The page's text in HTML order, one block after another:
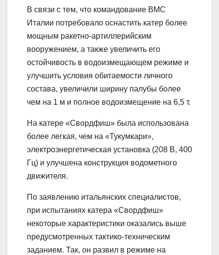
В связи с тем, что командование ВМС
Италии потребовало оснастить катер более
мощным ракетно-артиллерийским
вооружением, а также увеличить его
остойчивость в водоизмещающем режиме и
улучшить условия обитаемости личного
состава, увеличили ширину палубы более
чем на 1 м и полное водоизмещение на 6,5 т.
На катере «Свордфиш» была использована
более легкая, чем на «Тукумкари»,
электроэнергетическая установка (208 В, 400
Гц) и улучшена конструкция водометного
движителя.
По заявлению итальянских специалистов,
при испытаниях катера «Свордфиш»
некоторые характеристики оказались выше
предусмотренных тактико-техническим
заданием. Так, он развил в режиме на